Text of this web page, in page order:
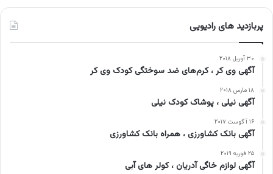
پربازدید های رادیویی
۳۰ آوریل ۲۰۱۸
آگهی وی کر ، کرم‌های ضد سوختگی کودک وی کر
۱۸ مارس ۲۰۱۸
آگهی نیلی ، پوشاک کودک نیلی
۱۶ آگوست ۲۰۱۷
آگهی بانک کشاورزی ، همراه بانک کشاورزی
۲۵ فوریه ۲۰۱۹
آگهی لوازم خاگی آدریان ، کولر های آبی